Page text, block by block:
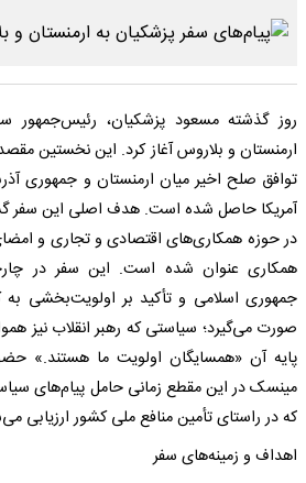
روز گذشته مسعود پزشکیان، رئیس‌جمهور
ارمنستان و بلاروس آغاز کرد. این نخستین
توافق صلح اخیر میان ارمنستان و جمهوری‌
آمریکا حاصل شده است. هدف اصلی این سفر
در حوزه همکاری‌های اقتصادی و تجاری و
همکاری عنوان شده است. این سفر در
جمهوری اسلامی و تأکید بر اولویت‌بخشی
صورت می‌گیرد؛ سیاستی که رهبر انقلاب نیز
پایه آن «همسایگان اولویت ما هستند.»
مینسک در این مقطع زمانی حامل پیام‌های
که در راستای تأمین منافع ملی کشور ارزیابی
اهداف و زمینه‌های سفر